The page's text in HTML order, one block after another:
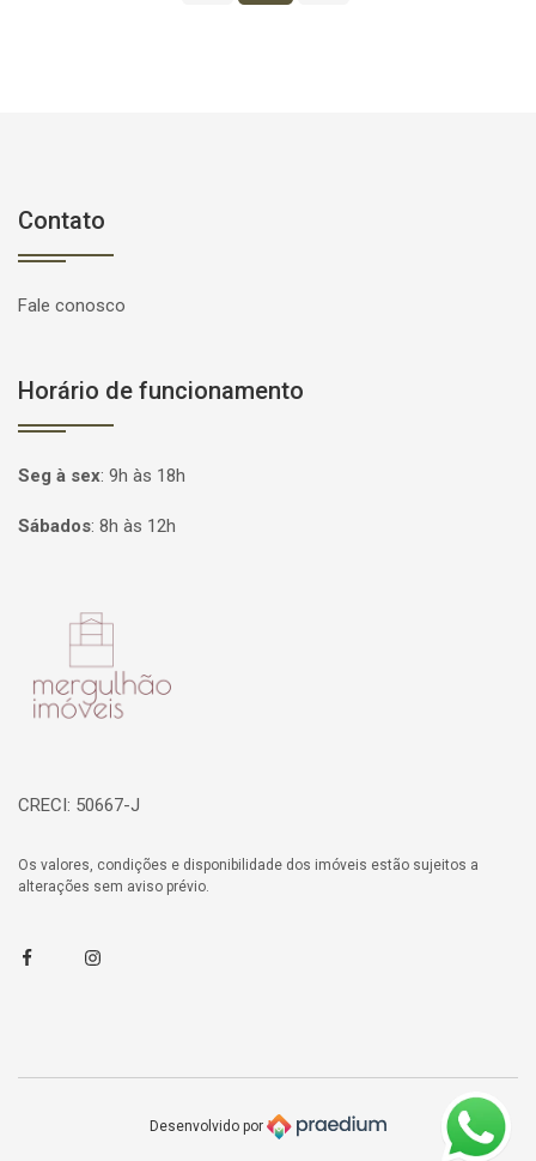
Contato
Fale conosco
Horário de funcionamento
Seg à sex: 9h às 18h
Sábados: 8h às 12h
CRECI: 50667-J
Os valores, condições e disponibilidade dos imóveis estão sujeitos a
alterações sem aviso prévio.
FacebookInstagram
Desenvolvido por